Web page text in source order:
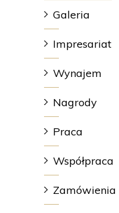
Galeria
Impresariat
Wynajem
Nagrody
Praca
Współpraca
Zamówienia